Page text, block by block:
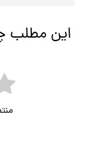
این مطلب